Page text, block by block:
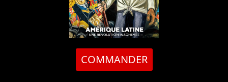
COMMANDER